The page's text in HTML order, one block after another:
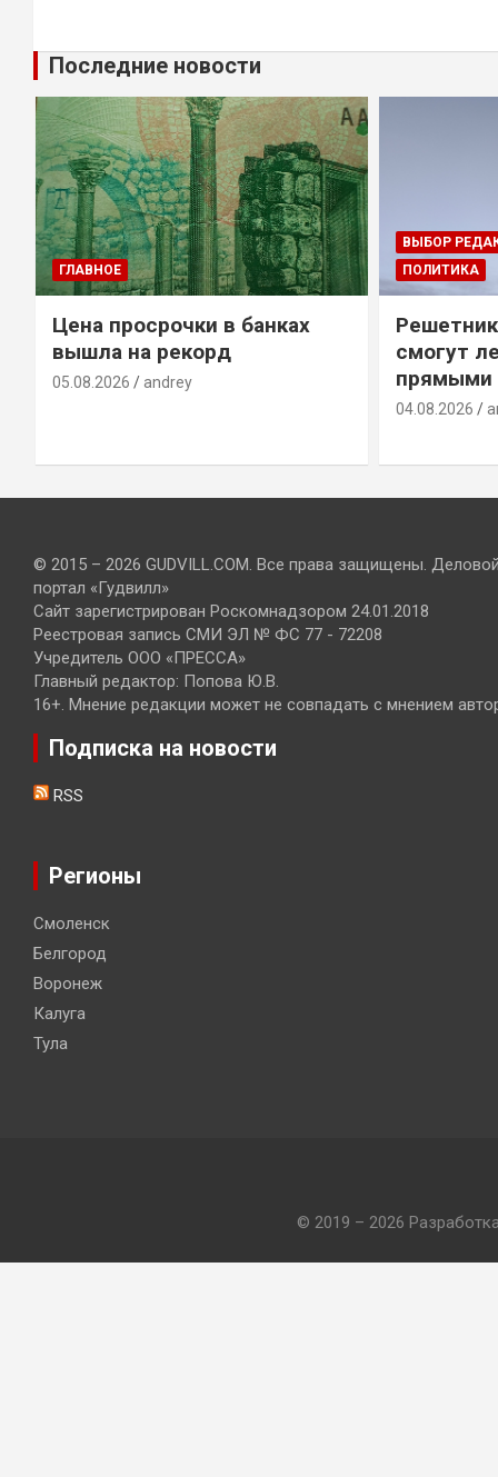
Последние новости
ГЛАВНОЕ
Цена просрочки в банках
вышла на рекорд
05.08.2026 andrey
ВЫБОР
ПОЛИТИКА
смогут
прямыми
04.08.2026
© 2015 – 2026 GUDVILL.COM. Все права защищены.
портал «Гудвилл»
Сайт зарегистрирован Роскомнадзором 24.01.2018
Реестровая запись СМИ ЭЛ № ФС 77 - 72208
Учредитель ООО «ПРЕССА»
Главный редактор: Попова Ю.В.
16+. Мнение редакции может не совпадать с мнением
Подписка на новости
RSS
Регионы
Смоленск
Белгород
Воронеж
Калуга
Тула
© 2019 – 2026